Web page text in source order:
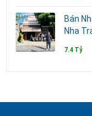
Bán
Nha
7.4 Tỷ